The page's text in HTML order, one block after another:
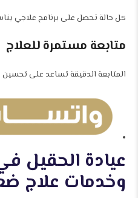
كل حالة تحصل على برنامج علاجي
متابعة مستمرة للعلاج
المتابعة الدقيقة تساعد على
عيادة الحقيل
وخدمات علاج